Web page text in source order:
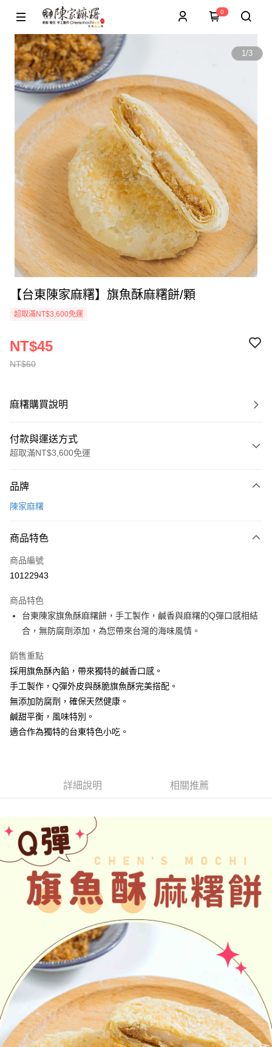
0
1/3
【台東陳家麻糬】旗魚酥麻糬餅/顆
超取滿NT$3,600免運
NT$60
NT$45
麻糬購買說明
付款與運送方式
超取滿NT$3,600免運
信用卡一次付款
AFTEE先享後付
【關於「AFTEE先享後付」】
AFTEE先享後付是「在收到商品之後才付款」的支付方式。 讓您購物簡單
１．簡單：不需註冊會員、不需綁卡、不需儲值。
２．便利：只要手機號碼，簡訊認證，即可結帳。
３．安心：先確認商品／服務後，再付款。
１．於結帳方式選擇「AFTEE先享後付」後，將跳轉至「AFTEE先享後付」
結帳頁面，進行簡訊認證並確認金額後，即可完成結帳。
２．訂單成立數日內，您將收到繳費通知簡訊。
３．收到繳費通知簡訊後14天內，點擊此簡訊中的連結，可透過四大超商／
ATM／網路銀行／等多元方式進行付款，方視為交易完成。
購買商品的店家。未經商家同意取消之訂單仍視為有效，需透過AFTEE先享
後付繳納相關費用。
權轉讓予恩沛科技股份有限公司。
２．關於個人資料處理事宜，請瀏覽以下網址：
https://aftee.tw/terms/#terms3
３．未成年的使用者請事先徵得法定代理人或監護人之同意方可使用
「AFTEE先享後付」，若未經同意申辦者引起之損失，本公司不負相關責
４．使用「AFTEE先享後付」時，將依據個別帳號之用戶狀況，依本公司即
時審查核予不同之上限額度；若仍有額度不足之情形，本公司將視審查結果
請求用戶進行身份認證。
５．嚴禁一人註冊多個帳號或使用他人資訊註冊。若發現惡意使用之情形，
恩沛科技股份有限公司將有權停止該用戶之使用額度並採取法律行動。
ATM付款
貨到付款
運送方式
每筆NT$200，滿NT$3,600(含以上)免運費
冷藏宅配
每筆NT$250，滿NT$3,600(含以上)免運費
冷藏貨到付款
品牌
陳家麻糬
商品特色
商品編號
10122943
商品特色
台東陳家旗魚酥麻糬餅，手工製作，鹹香與麻糬的Q彈口感相結
合，無防腐劑添加，為您帶來台灣的海味風情。
銷售重點
採用旗魚酥內餡，帶來獨特的鹹香口感。
手工製作，Q彈外皮與酥脆旗魚酥完美搭配。
無添加防腐劑，確保天然健康。
鹹甜平衡，風味特別。
適合作為獨特的台東特色小吃。
詳細說明 相關推薦